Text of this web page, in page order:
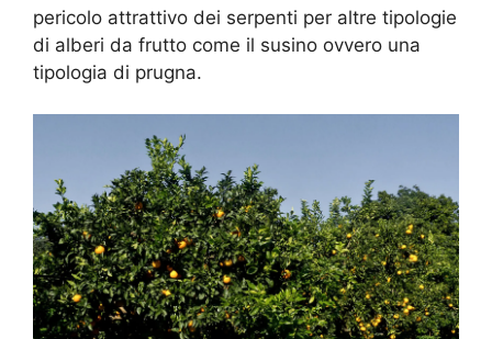
pericolo attrattivo dei serpenti per altre tipologie
di alberi da frutto come il susino ovvero una
tipologia di prugna.